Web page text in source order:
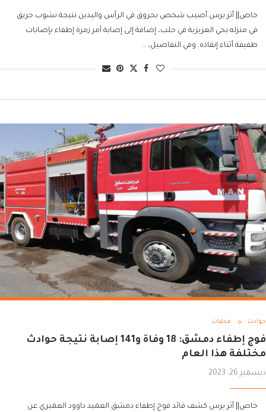
خاص|| أثر برس أصيب شخص بحروق في الرأس واليدين نتيجة نشوب حريق
في منزله بحي العزيزية في حلب، إضافة إلى إصابة آمر زمرة إطفاء بإصابات
طفيفة أثناء إنقاذه. وفي التفاصيل، …
حوادث محليات
فوج إطفاء دمشق: 18 وفاة و141 إصابة نتيجة حوادث
مختلفة هذا العام
ديسمبر 26, 2023
خاص|| أثر برس كشف قائد فوج إطفاء دمشق العميد داوود العميري عن